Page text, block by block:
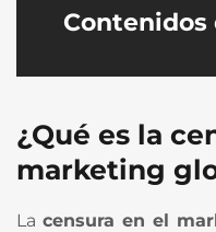
Contenidos
¿Qué es la
marketing
La censura en el